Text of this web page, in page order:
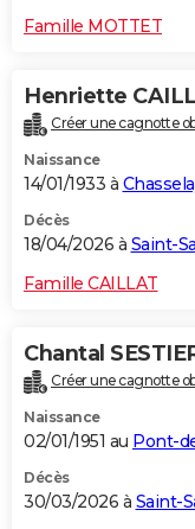
Famille MOTTET
Henriette
Créer une cagnotte
Naissance
14/01/1933 à
Décès
18/04/2026 à Saint-
Famille CAILLAT
Chantal
Créer une cagnotte
Naissance
02/01/1951 au Pont-
Décès
30/03/2026 à Saint-